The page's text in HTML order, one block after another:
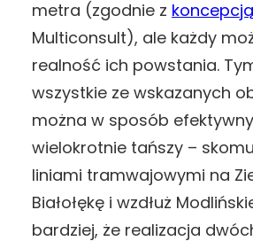
metra (zgodnie z koncepcją
Multiconsult), ale każdy
realność ich powstania.
wszystkie ze wskazanych
można w sposób
wielokrotnie tańszy –
liniami tramwajowymi na
Białołękę i wzdłuż
bardziej, że realizacja